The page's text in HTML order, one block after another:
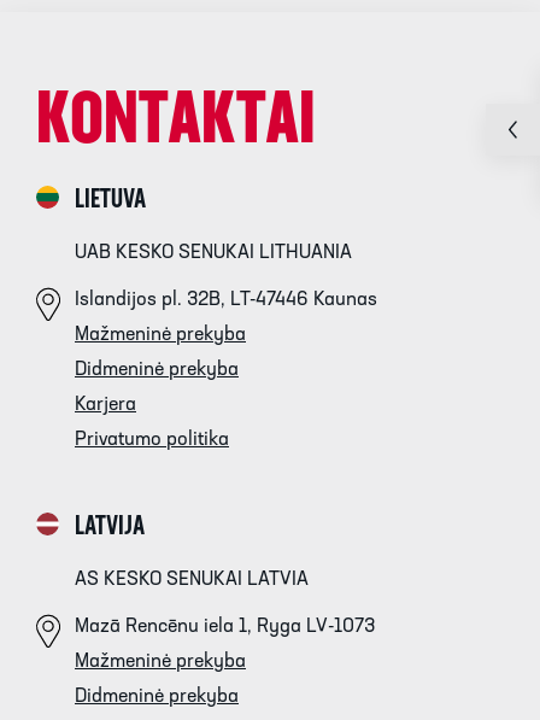
KONTAKTAI
LIETUVA
UAB KESKO SENUKAI LITHUANIA
Islandijos pl. 32B, LT-47446 Kaunas
Mažmeninė prekyba
Didmeninė prekyba
Karjera
Privatumo politika
LATVIJA
AS KESKO SENUKAI LATVIA
Mazā Rencēnu iela 1, Ryga LV-1073
Mažmeninė prekyba
Didmeninė prekyba